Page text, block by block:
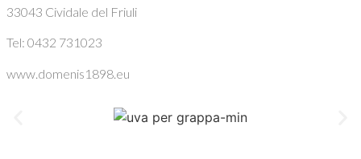
33043 Cividale del Friuli
Tel: 0432 731023
www.domenis1898.eu